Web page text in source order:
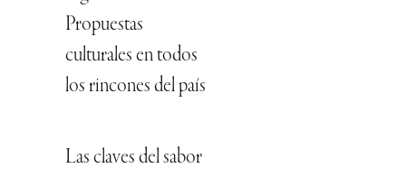
Propuestas
culturales en todos
los rincones del país
Las claves del sabor